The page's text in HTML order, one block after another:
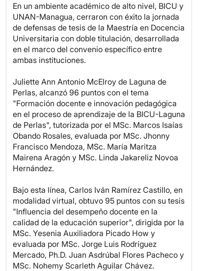
En un ambiente académico de alto nivel, BICU y
UNAN-Managua, cerraron con éxito la jornada
de defensas de tesis de la Maestría en Docencia
Universitaria con doble titulación, desarrollada
en el marco del convenio específico entre
ambas instituciones.
Juliette Ann Antonio McElroy de Laguna de
Perlas, alcanzó 96 puntos con el tema
"Formación docente e innovación pedagógica
en el proceso de aprendizaje de la BICU-Laguna
de Perlas", tutorizada por el MSc. Marcos Isaías
Obando Rosales, evaluada por MSc. Jhonny
Francisco Mendoza, MSc. María Maritza
Mairena Aragón y MSc. Linda Jakareliz Novoa
Hernández.
Bajo esta línea, Carlos Iván Ramírez Castillo, en
modalidad virtual, obtuvo 95 puntos con su tesis
"Influencia del desempeño docente en la
calidad de la educación superior", dirigida por la
MSc. Yesenia Auxiliadora Picado How y
evaluada por MSc. Jorge Luis Rodríguez
Mercado, Ph.D. Juan Asdrúbal Flores Pacheco y
MSc. Nohemy Scarleth Aguilar Chávez.